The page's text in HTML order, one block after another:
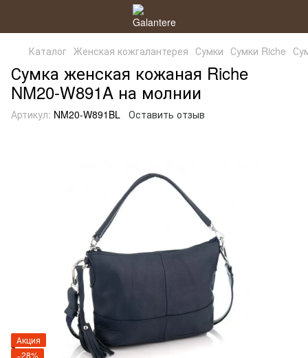
Каталог Женская кожгалантерея Сумки Сумки Riche
Сумка женская кожаная Riche
NM20-W891A на молнии
Артикул: NM20-W891BL Оставить отзыв
Акция
−28%